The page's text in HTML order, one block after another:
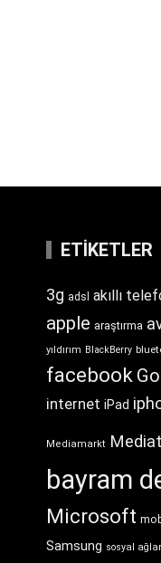
ETIKETLER
3g adsl akıllı
apple araştırma
yıldırım BlackBerry
facebook
internet iPad
Mediamarkt
bayram
Microsoft
Samsung sosyal ağlar